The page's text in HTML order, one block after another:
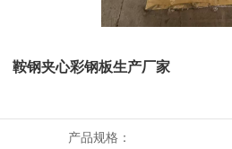
鞍钢夹心彩钢板生产厂家
产品规格：